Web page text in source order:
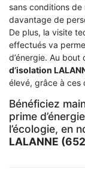
sans conditions
davantage de
De plus, la visite
effectués va
d’énergie. Au
d’isolation
élevé, grâce à ces
Bénéficiez
prime
l’écologie, en
LALANNE